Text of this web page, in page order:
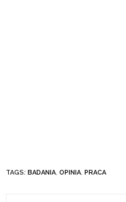
TAGS: BADANIA, OPINIA, PRACA